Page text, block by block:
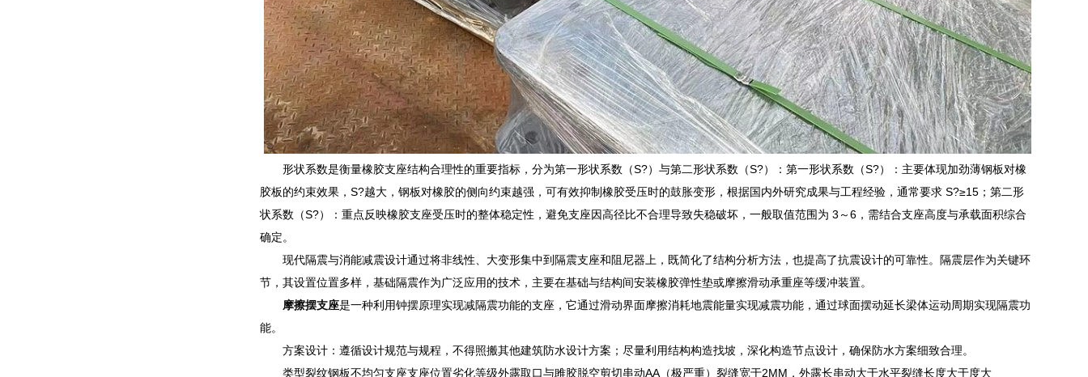
形状系数是衡量橡胶支座结构合理性的重要指标，分为第一形状系数（S?）与第二形状系数（S?）：第一形状系数（S?）：主要体现加劲薄钢板对橡
胶板的约束效果，S?越大，钢板对橡胶的侧向约束越强，可有效抑制橡胶受压时的鼓胀变形，根据国内外研究成果与工程经验，通常要求 S?≥15；第二形
状系数（S?）：重点反映橡胶支座受压时的整体稳定性，避免支座因高径比不合理导致失稳破坏，一般取值范围为 3～6，需结合支座高度与承载面积综合
确定。
现代隔震与消能减震设计通过将非线性、大变形集中到隔震支座和阻尼器上，既简化了结构分析方法，也提高了抗震设计的可靠性。隔震层作为关键环
节，其设置位置多样，基础隔震作为广泛应用的技术，主要在基础与结构间安装橡胶弹性垫或摩擦滑动承重座等缓冲装置。
摩擦摆支座是一种利用钟摆原理实现减隔震功能的支座，它通过滑动界面摩擦消耗地震能量实现减震功能，通过球面摆动延长梁体运动周期实现隔震功
能。
方案设计：遵循设计规范与规程，不得照搬其他建筑防水设计方案；尽量利用结构构造找坡，深化构造节点设计，确保防水方案细致合理。
类型裂纹钢板不均匀支座支座位置劣化等级外露取口与雎胶脱空剪切串动AA（极严重）裂缝宽于2MM，外露长串动大于水平裂缝长度大于度大